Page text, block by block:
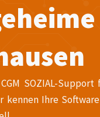
SOZIAL-
kennen Ihre